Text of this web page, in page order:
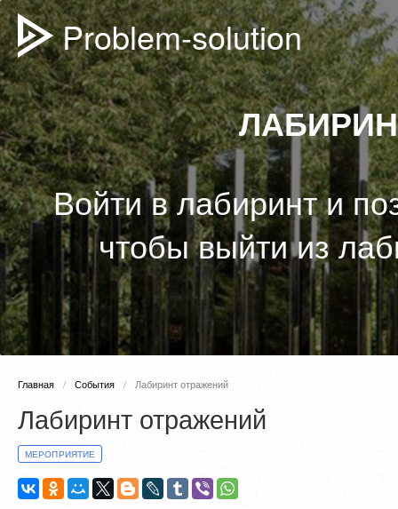
Problem-solution
Войти в лабиринт и
чтобы выйти из
Главная События Лабиринт отражений
Лабиринт отражений
МЕРОПРИЯТИЕ